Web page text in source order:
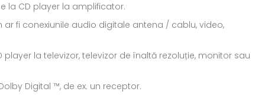
la CD player la amplificator.
ar fi conexiunile audio digitale antena / cablu, video,
la televizor, televizor de înaltă rezoluție, monitor sau
Digital ™, de ex. un receptor.